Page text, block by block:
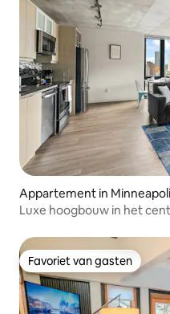
Appartement in
Luxe hoogbouw in het
Favoriet van gasten
Favoriet van gasten